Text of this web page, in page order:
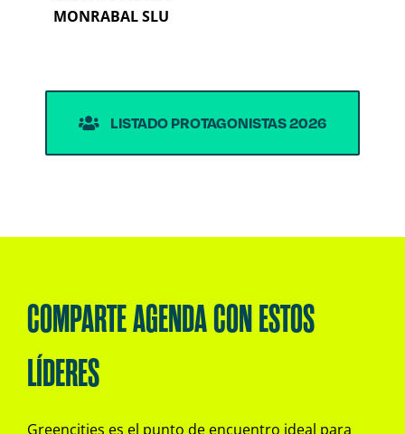
MONRABAL SLU
LISTADO PROTAGONISTAS 2026
COMPARTE AGENDA CON ESTOS
LÍDERES
Greencities es el punto de encuentro ideal para